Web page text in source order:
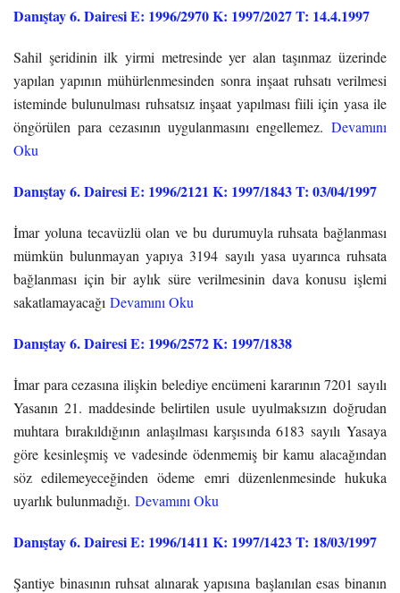
Danıştay 6. Dairesi E: 1996/2970 K: 1997/2027 T: 14.4.1997
Sahil şeridinin ilk yirmi metresinde yer alan taşınmaz üzerinde
yapılan yapının mühürlenmesinden sonra inşaat ruhsatı verilmesi
isteminde bulunulması ruhsatsız inşaat yapılması fiili için yasa ile
öngörülen para cezasının uygulanmasını engellemez. Devamını
Oku
Danıştay 6. Dairesi E: 1996/2121 K: 1997/1843 T: 03/04/1997
İmar yoluna tecavüzlü olan ve bu durumuyla ruhsata bağlanması
mümkün bulunmayan yapıya 3194 sayılı yasa uyarınca ruhsata
bağlanması için bir aylık süre verilmesinin dava konusu işlemi
sakatlamayacağı Devamını Oku
Danıştay 6. Dairesi E: 1996/2572 K: 1997/1838
İmar para cezasına ilişkin belediye encümeni kararının 7201 sayılı
Yasanın 21. maddesinde belirtilen usule uyulmaksızın doğrudan
muhtara bırakıldığının anlaşılması karşısında 6183 sayılı Yasaya
göre kesinleşmiş ve vadesinde ödenmemiş bir kamu alacağından
söz edilemeyeceğinden ödeme emri düzenlenmesinde hukuka
uyarlık bulunmadığı. Devamını Oku
Danıştay 6. Dairesi E: 1996/1411 K: 1997/1423 T: 18/03/1997
Şantiye binasının ruhsat alınarak yapısına başlanılan esas binanın